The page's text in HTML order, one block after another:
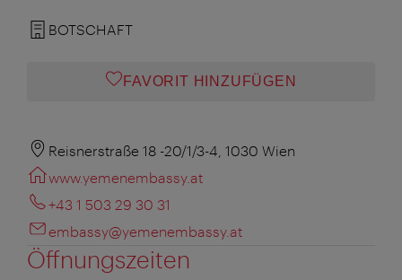
BOTSCHAFT
FAVORIT HINZUFÜGEN
Reisnerstraße 18 -20/1/3-4, 1030 Wien
www.yemenembassy.at
+43 1 503 29 30 31
embassy@yemenembassy.at
Öffnungszeiten